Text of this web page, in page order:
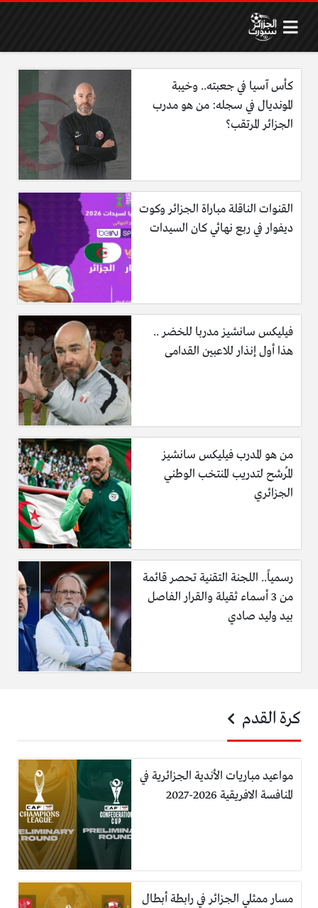
كأس آسيا في جعبته.. وخيبة
المونديال في سجله: من هو مدرب
الجزائر المرتقب؟
القنوات الناقلة مباراة الجزائر وكوت
ديفوار في ربع نهائي كان السيدات
فيليكس سانشيز مدربا للخضر ..
هذا أول إنذار للاعبين القدامى
من هو المدرب فيليكس سانشيز
المُرشح لتدريب المنتخب الوطني
الجزائري
رسمياً.. اللجنة التقنية تحصر قائمة
من 3 أسماء ثقيلة والقرار الفاصل
بيد وليد صادي
كرة القدم
مواعيد مباريات الأندية الجزائرية في
المنافسة الافريقية 2026-2027
مسار ممثلي الجزائر في رابطة أبطال